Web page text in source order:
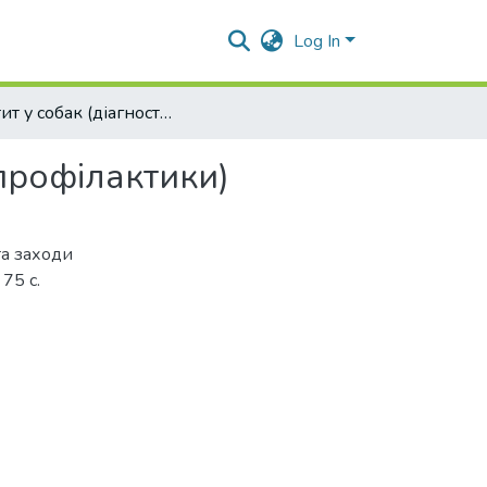
Log In
Гепатит у собак (діагностика, лікування та заходи профілактики)
заходи
с.